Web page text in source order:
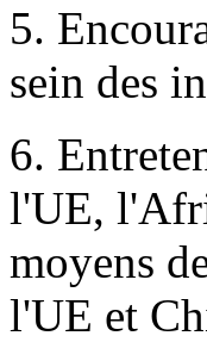
5.
sein des
6.
l'UE,
moyens
l'UE et